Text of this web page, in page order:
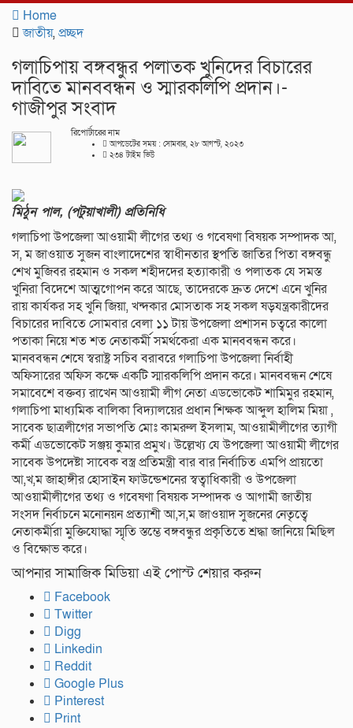
Home
জাতীয়,প্রচ্ছদ
গলাচিপায় বঙ্গবন্ধুর পলাতক খুনিদের বিচারের
দাবিতে মানববন্ধন ও স্মারকলিপি প্রদান।-
গাজীপুর সংবাদ
রিপোর্টারের নাম
আপডেটের সময় : সোমবার, ২৮ আগস্ট, ২০২৩
২৩৪ টাইম ভিউ
মিঠুন পাল, (পটুয়াখালী) প্রতিনিধি
গলাচিপা উপজেলা আওয়ামী লীগের তথ্য ও গবেষণা বিষয়ক সম্পাদক আ,
স, ম জাওয়াত সুজন বাংলাদেশের স্বাধীনতার স্থপতি জাতির পিতা বঙ্গবন্ধু
শেখ মুজিবর রহমান ও সকল শহীদদের হত্যাকারী ও পলাতক যে সমস্ত
খুনিরা বিদেশে আত্মগোপন করে আছে, তাদেরকে দ্রুত দেশে এনে খুনির
রায় কার্যকর সহ খুনি জিয়া, খন্দকার মোসতাক সহ সকল ষড়যন্ত্রকারীদের
বিচারের দাবিতে সোমবার বেলা ১১ টায় উপজেলা প্রশাসন চত্বরে কালো
পতাকা নিয়ে শত শত নেতাকর্মী সমর্থকেরা এক মানববন্ধন করে।
মানববন্ধন শেষে স্বরাষ্ট্র সচিব বরাবরে গলাচিপা উপজেলা নির্বাহী
অফিসারের অফিস কক্ষে একটি স্মারকলিপি প্রদান করে। মানববন্ধন শেষে
সমাবেশে বক্তব্য রাখেন আওয়ামী লীগ নেতা এডভোকেট শামিমুর রহমান,
গলাচিপা মাধ্যমিক বালিকা বিদ্যালয়ের প্রধান শিক্ষক আব্দুল হালিম মিয়া ,
সাবেক ছাত্রলীগের সভাপতি মোঃ কামরুল ইসলাম, আওয়ামীলীগের ত্যাগী
কর্মী এডভোকেট সঞ্জয় কুমার প্রমুখ। উল্লেখ্য যে উপজেলা আওয়ামী লীগের
সাবেক উপদেষ্টা সাবেক বস্ত্র প্রতিমন্ত্রী বার বার নির্বাচিত এমপি প্রায়তো
আ,খ,ম জাহাঙ্গীর হোসাইন ফাউন্ডেশনের স্বত্বাধিকারী ও উপজেলা
আওয়ামীলীগের তথ্য ও গবেষণা বিষয়ক সম্পাদক ও আগামী জাতীয়
সংসদ নির্বাচনে মনোনয়ন প্রত্যাশী আ,স,ম জাওয়াদ সুজনের নেতৃত্বে
নেতাকর্মীরা মুক্তিযোদ্ধা স্মৃতি স্তম্ভে বঙ্গবন্ধুর প্রকৃতিতে শ্রদ্ধা জানিয়ে মিছিল
ও বিক্ষোভ করে।
আপনার সামাজিক মিডিয়া এই পোস্ট শেয়ার করুন
Facebook
Twitter
Digg
Linkedin
Reddit
Google Plus
Pinterest
Print